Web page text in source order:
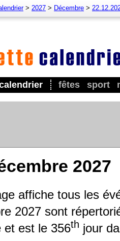
fêtes sport
> 2027 > Décembre >
2027
affiche tous les
2027 sont
et est le 356th jour